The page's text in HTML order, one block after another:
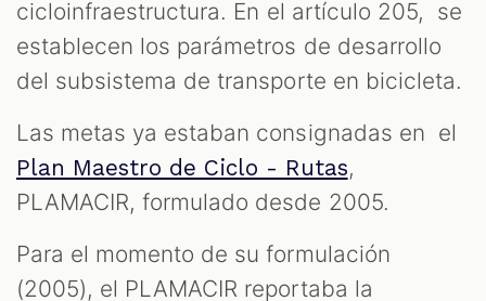
cicloinfraestructura. En el artículo 205, se
establecen los parámetros de desarrollo
del subsistema de transporte en bicicleta.
Las metas ya estaban consignadas en el
Plan Maestro de Ciclo - Rutas,
PLAMACIR, formulado desde 2005.
Para el momento de su formulación
(2005), el PLAMACIR reportaba la